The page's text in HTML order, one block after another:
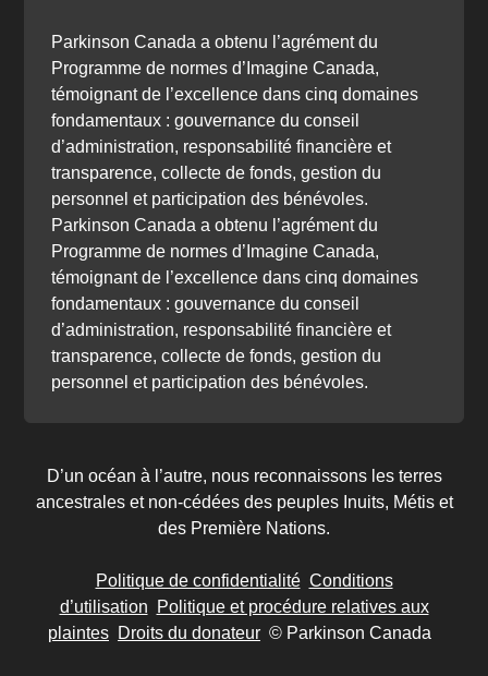
Parkinson Canada a obtenu l’agrément du
Programme de normes d’Imagine Canada,
témoignant de l’excellence dans cinq domaines
fondamentaux : gouvernance du conseil
d’administration, responsabilité financière et
transparence, collecte de fonds, gestion du
personnel et participation des bénévoles.
Parkinson Canada a obtenu l’agrément du
Programme de normes d’Imagine Canada,
témoignant de l’excellence dans cinq domaines
fondamentaux : gouvernance du conseil
d’administration, responsabilité financière et
transparence, collecte de fonds, gestion du
personnel et participation des bénévoles.
D’un océan à l’autre, nous reconnaissons les terres
ancestrales et non-cédées des peuples Inuits, Métis et
des Première Nations.
Politique de confidentialité Conditions
d’utilisation
Politique et procédure relatives aux
plaintes Droits du donateur © Parkinson Canada